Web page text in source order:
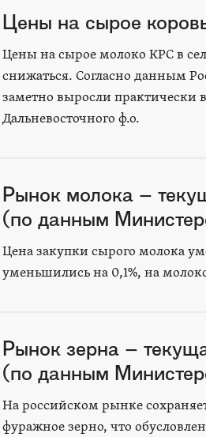
Цены на сырое
Цены на сырое молоко КРС в
снижаться. Согласно данным
заметно выросли практически
Дальневосточного ф.о.
Рынок молока –
(по данным
Цена закупки сырого молока
уменьшились на 0,1%, на
Рынок зерна –
(по данным
На российском рынке
фуражное зерно, что